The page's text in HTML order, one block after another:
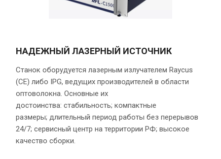
НАДЕЖНЫЙ ЛАЗЕРНЫЙ ИСТОЧНИК
Станок оборудуется лазерным излучателем Raycus
(СЕ) либо IPG, ведущих производителей в области
оптоволокна. Основные их
достоинства: стабильность; компактные
размеры; длительный период работы без перерывов
24/7; сервисный центр на территории РФ; высокое
качество сборки.